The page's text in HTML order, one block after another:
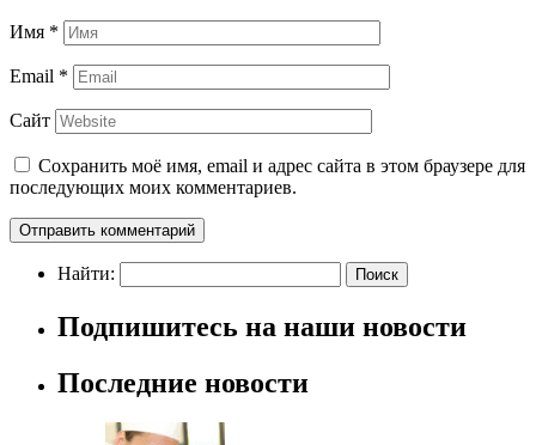
Имя *
Email *
Сайт
Сохранить моё имя, email и адрес сайта в этом браузере для
последующих моих комментариев.
Найти:
Подпишитесь на наши новости
Последние новости